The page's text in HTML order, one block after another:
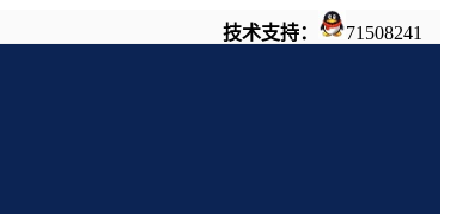
技术支持： 71508241